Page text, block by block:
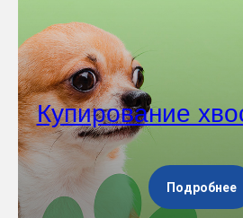
Купирование
Подробнее